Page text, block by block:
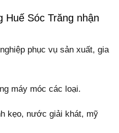
Huế Sóc Trăng nhận
phục vụ sản xuất, gia
máy móc các loại.
kẹo, nước giải khát, mỹ